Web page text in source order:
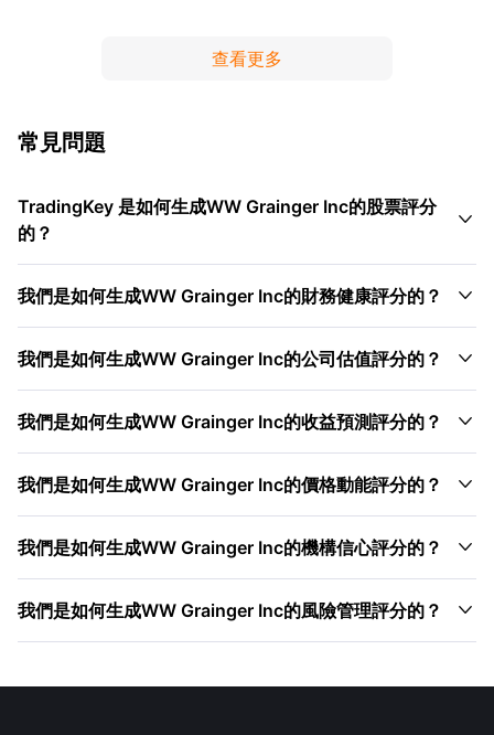
查看更多
常見問題
TradingKey 是如何生成WW Grainger Inc的股票評分
的？

我們是如何生成WW Grainger Inc的財務健康評分的？ 
我們是如何生成WW Grainger Inc的公司估值評分的？ 
我們是如何生成WW Grainger Inc的收益預測評分的？ 
我們是如何生成WW Grainger Inc的價格動能評分的？ 
我們是如何生成WW Grainger Inc的機構信心評分的？ 
我們是如何生成WW Grainger Inc的風險管理評分的？ 